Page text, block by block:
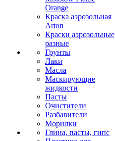
Orange
Краска аэрозольная
Arton
Краски аэрозольные
разные
Грунты
Лаки
Масла
Маскирующие
жидкости
Пасты
Очистители
Разбавители
Морилки
Глина, пасты, гипс